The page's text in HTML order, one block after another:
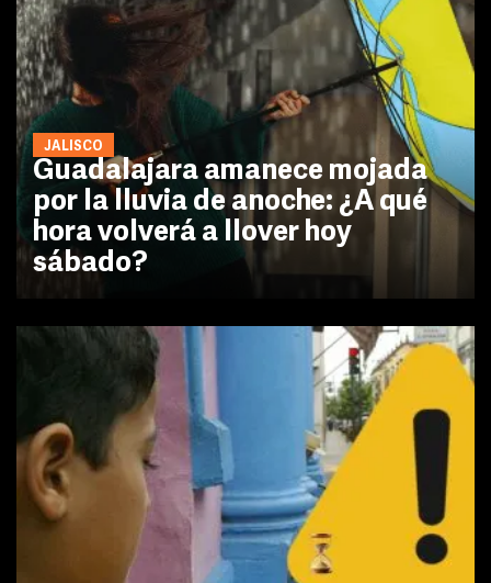
JALISCO
Guadalajara amanece mojada
por la lluvia de anoche: ¿A qué
hora volverá a llover hoy
sábado?